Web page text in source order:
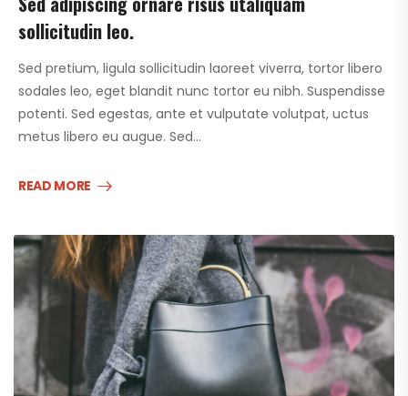
sollicitudin leo.
Sed pretium, ligula sollicitudin laoreet viverra, tortor libero
sodales leo, eget blandit nunc tortor eu nibh. Suspendisse
potenti. Sed egestas, ante et vulputate volutpat, uctus
metus libero eu augue. Sed…
READ MORE